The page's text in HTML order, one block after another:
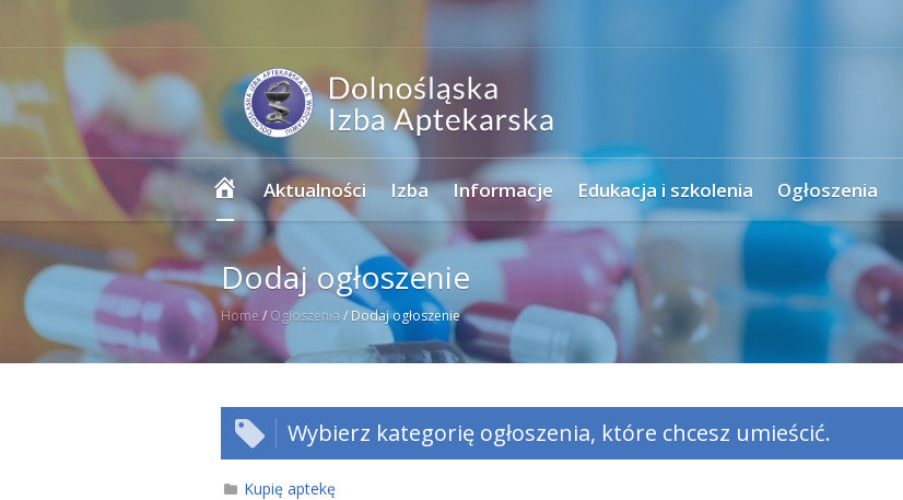
Strona
główna
Aktualności Izba Informacje Edukacja i szkolenia Ogłoszenia
Dodaj ogłoszenie
Home / Ogłoszenia / Dodaj ogłoszenie
Wybierz kategorię ogłoszenia, które chcesz umieścić.
Kupię aptekę